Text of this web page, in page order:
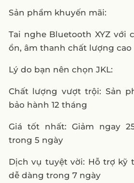
Sản phẩm khuyến mãi:
Tai nghe Bluetooth XYZ với
ồn, âm thanh chất lượng cao
Lý do bạn nên chọn JKL:
Chất lượng vượt trội: Sản
bảo hành 12 tháng
Giá tốt nhất: Giảm ngay
trong 5 ngày
Dịch vụ tuyệt vời: Hỗ trợ kỹ
dễ dàng trong 7 ngày